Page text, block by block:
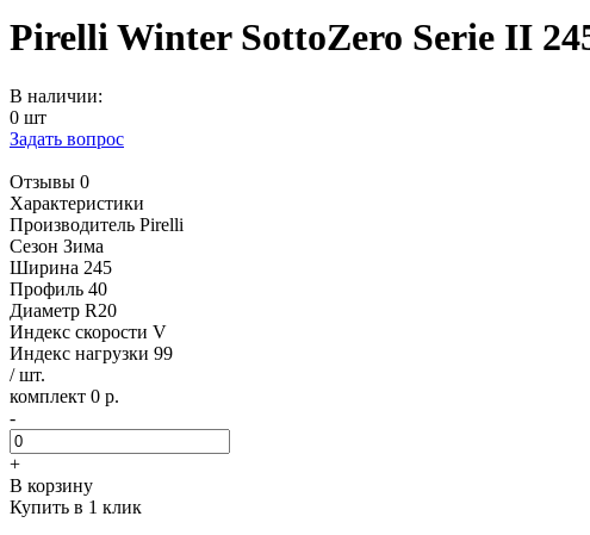
Pirelli Winter SottoZero Serie II
В наличии:
0 шт
Задать вопрос
Отзывы 0
Характеристики
Производитель Pirelli
Сезон Зима
Ширина 245
Профиль 40
Диаметр R20
Индекс скорости V
Индекс нагрузки 99
/ шт.
комплект 0 р.
-
+
В корзину
Купить в 1 клик